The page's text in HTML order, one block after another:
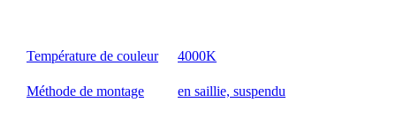
Température de couleur 4000K
Méthode de montage en saillie, suspendu